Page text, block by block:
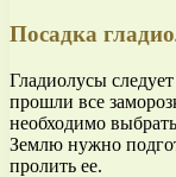
Посадка
Гладиолусы
прошли все
необходимо
Землю нужно
пролить ее.